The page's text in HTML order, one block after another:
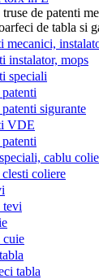
truse de patenti
de tabla si
mecanici,
instalator, mops
speciali
sigurante
VDE
cablu
clesti coliere
tevi
cuie
tabla